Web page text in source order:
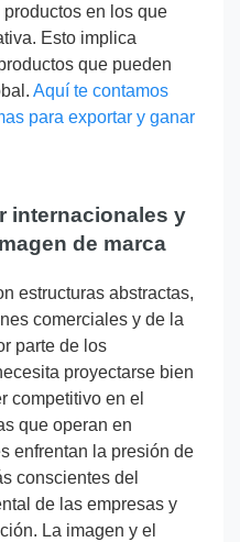
en los que
Esto implica
que pueden
Aquí te contamos
para exportar y ganar
internacionales y
de marca
estructuras abstractas,
comerciales y de la
parte de los
proyectarse bien
competitivo en el
que operan en
enfrentan la presión de
conscientes del
de las empresas y
La imagen y el